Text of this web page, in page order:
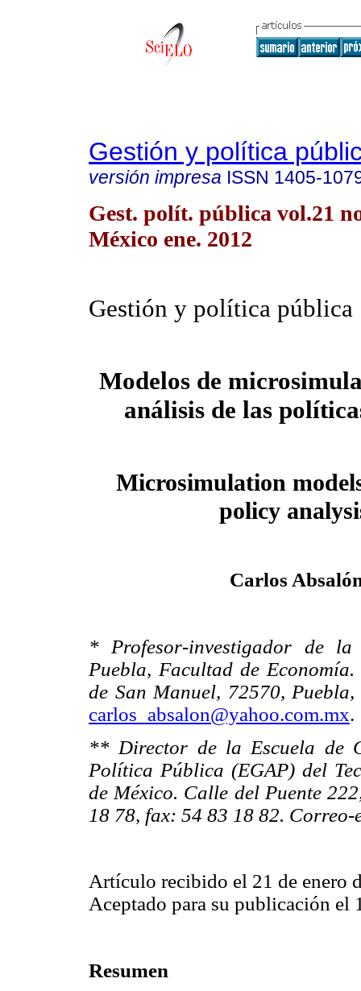
Gestión y política
versión impresa ISSN 1405-
Gest. polít. pública vol.21
México ene. 2012
Gestión y política pública
Modelos de
análisis de las
Microsimulation
policy
Carlos
* Profesor-investigador de la
Puebla, Facultad de
de San Manuel, 72570,
carlos_absalon@yahoo.com.mx.
** Director de la Escuela de
Política Pública (EGAP) del
de México. Calle del Puente
18 78, fax: 54 83 18 82. Correo-
Artículo recibido el 21 de enero
Aceptado para su publicación el
Resumen